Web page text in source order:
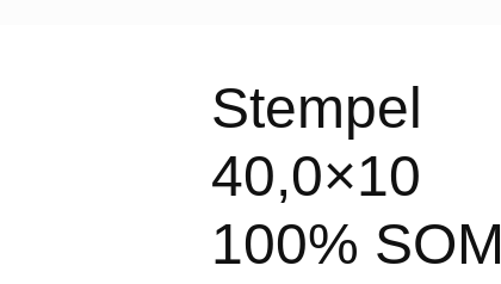
Stempel
40,0×10
100% SOM